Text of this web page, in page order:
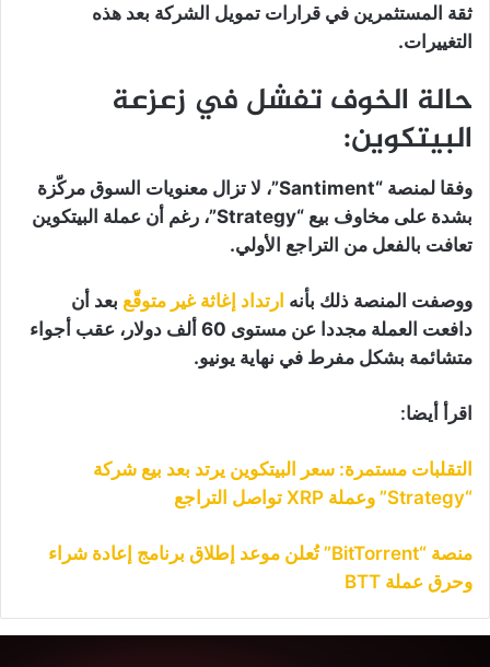
ثقة المستثمرين في قرارات تمويل الشركة بعد هذه
التغييرات.
حالة الخوف تفشل في زعزعة
البيتكوين:
وفقا لمنصة “Santiment”، لا تزال معنويات السوق مركّزة
بشدة على مخاوف بيع “Strategy”، رغم أن عملة البيتكوين
تعافت بالفعل من التراجع الأولي.
ووصفت المنصة ذلك بأنه ارتداد إغاثة غير متوقّع بعد أن
دافعت العملة مجددا عن مستوى 60 ألف دولار، عقب أجواء
متشائمة بشكل مفرط في نهاية يونيو.
اقرأ أيضا:
التقلبات مستمرة: سعر البيتكوين يرتد بعد بيع شركة
“Strategy” وعملة XRP تواصل التراجع
منصة “BitTorrent” تُعلن موعد إطلاق برنامج إعادة شراء
وحرق عملة BTT